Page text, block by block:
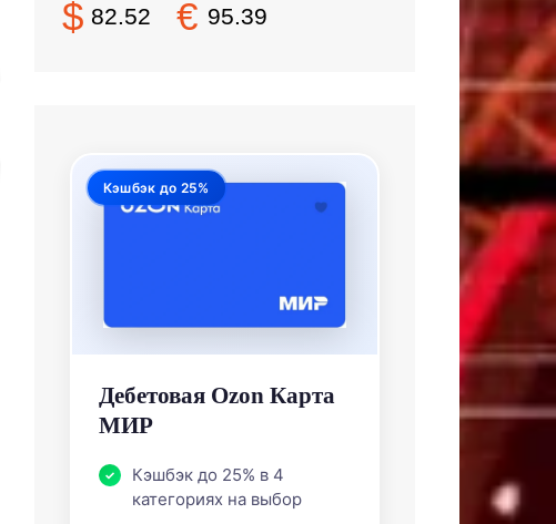
$ 82.52 € 95.39
Кэшбэк до 25%
Дебетовая Ozon Карта
МИР
Кэшбэк до 25% в 4
категориях на выбор